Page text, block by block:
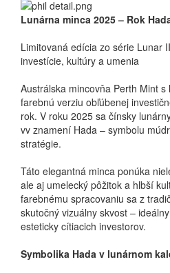
Lunárna minca 2025 – Rok
Limitovaná edícia zo série Lunar
investície, kultúry a umenia
Austrálska mincovňa Perth Mint
farebnú verziu obľúbenej
rok. V roku 2025 sa čínsky
vv znamení Hada – symbolu
stratégie.
Táto elegantná minca ponúka
ale aj umelecký pôžitok a hlbší
farebnému spracovaniu sa z
skutočný vizuálny skvost –
esteticky cítiacich investorov.
Symbolika Hada v lunárnom